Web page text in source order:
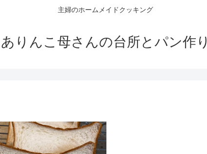
主婦のホームメイドクッキング
ありんこ母さんの台所とパン作り